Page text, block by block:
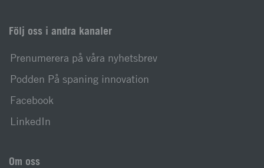
Följ oss i andra kanaler
Prenumerera på våra nyhetsbrev
Podden På spaning innovation
Facebook
LinkedIn
Om oss